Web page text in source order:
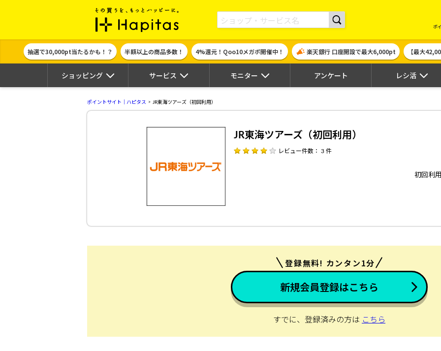
ポイント貯めて現金やギフト券に交換できるポイントサイト | ハピタス
ポ
抽選で30,000pt当たるかも！？ 半額以上の商品多数！ 4%還元！Qoo10メガポ開催中！ 楽天銀行 口座開設で最大6,000pt 【最大
ショッピング サービス モニター アンケート レシ活
ポイントサイト｜ハピタス JR東海ツアーズ（初回利用）
JR東海ツアーズ（初回利用）
レビュー件数： 3 件
初回利
登録無料! カンタン1分
新規会員登録はこちら
すでに、登録済みの方は こちら